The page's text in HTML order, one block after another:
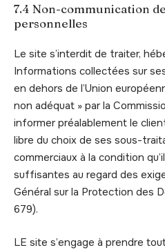
7.4 Non-communication
personnelles
Le site s’interdit de traiter,
Informations collectées sur
en dehors de l’Union
non adéquat » par la
informer préalablement le
libre du choix de ses sous-
commerciaux à la condition
suffisantes au regard des
Général sur la Protection des
679).
LE site s’engage à prendre